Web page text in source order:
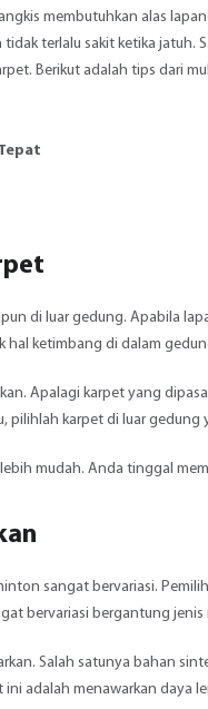
membutuhkan alas
terlalu sakit ketika jatuh.
Berikut adalah tips dari
di luar gedung. Apabila
hal ketimbang di dalam
Apalagi karpet yang
karpet di luar
mudah. Anda tinggal
sangat bervariasi.
bervariasi bergantung jenis
Salah satunya bahan
adalah menawarkan daya